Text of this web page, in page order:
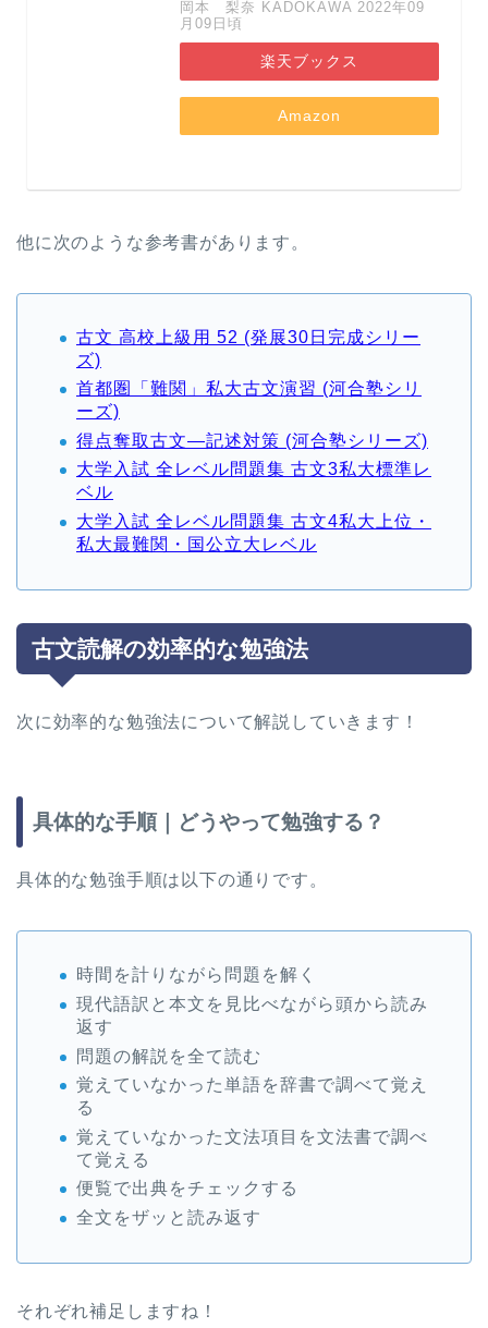
岡本 梨奈 KADOKAWA 2022年09
月09日頃
楽天ブックス
Amazon
他に次のような参考書があります。
古文 高校上級用 52 (発展30日完成シリー
ズ)
首都圏「難関」私大古文演習 (河合塾シリ
ーズ)
得点奪取古文―記述対策 (河合塾シリーズ)
大学入試 全レベル問題集 古文3私大標準レ
ベル
大学入試 全レベル問題集 古文4私大上位・
私大最難関・国公立大レベル
古文読解の効率的な勉強法
次に効率的な勉強法について解説していきます！
具体的な手順｜どうやって勉強する？
具体的な勉強手順は以下の通りです。
時間を計りながら問題を解く
現代語訳と本文を見比べながら頭から読み
返す
問題の解説を全て読む
覚えていなかった単語を辞書で調べて覚え
る
覚えていなかった文法項目を文法書で調べ
て覚える
便覧で出典をチェックする
全文をザッと読み返す
それぞれ補足しますね！